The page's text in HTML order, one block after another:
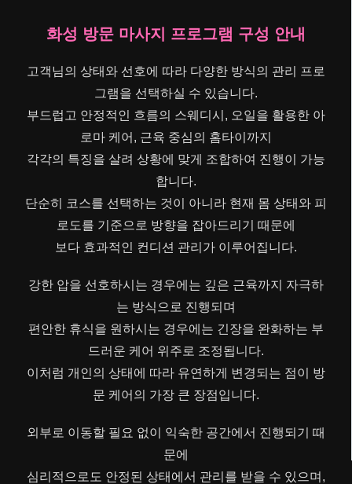
화성 방문 마사지 프로그램 구성 안내
고객님의 상태와 선호에 따라 다양한 방식의 관리 프로
그램을 선택하실 수 있습니다.
부드럽고 안정적인 흐름의 스웨디시, 오일을 활용한 아
로마 케어, 근육 중심의 홈타이까지
각각의 특징을 살려 상황에 맞게 조합하여 진행이 가능
합니다.
단순히 코스를 선택하는 것이 아니라 현재 몸 상태와 피
로도를 기준으로 방향을 잡아드리기 때문에
보다 효과적인 컨디션 관리가 이루어집니다.
강한 압을 선호하시는 경우에는 깊은 근육까지 자극하
는 방식으로 진행되며
편안한 휴식을 원하시는 경우에는 긴장을 완화하는 부
드러운 케어 위주로 조정됩니다.
이처럼 개인의 상태에 따라 유연하게 변경되는 점이 방
문 케어의 가장 큰 장점입니다.
외부로 이동할 필요 없이 익숙한 공간에서 진행되기 때
문에
심리적으로도 안정된 상태에서 관리를 받을 수 있으며,